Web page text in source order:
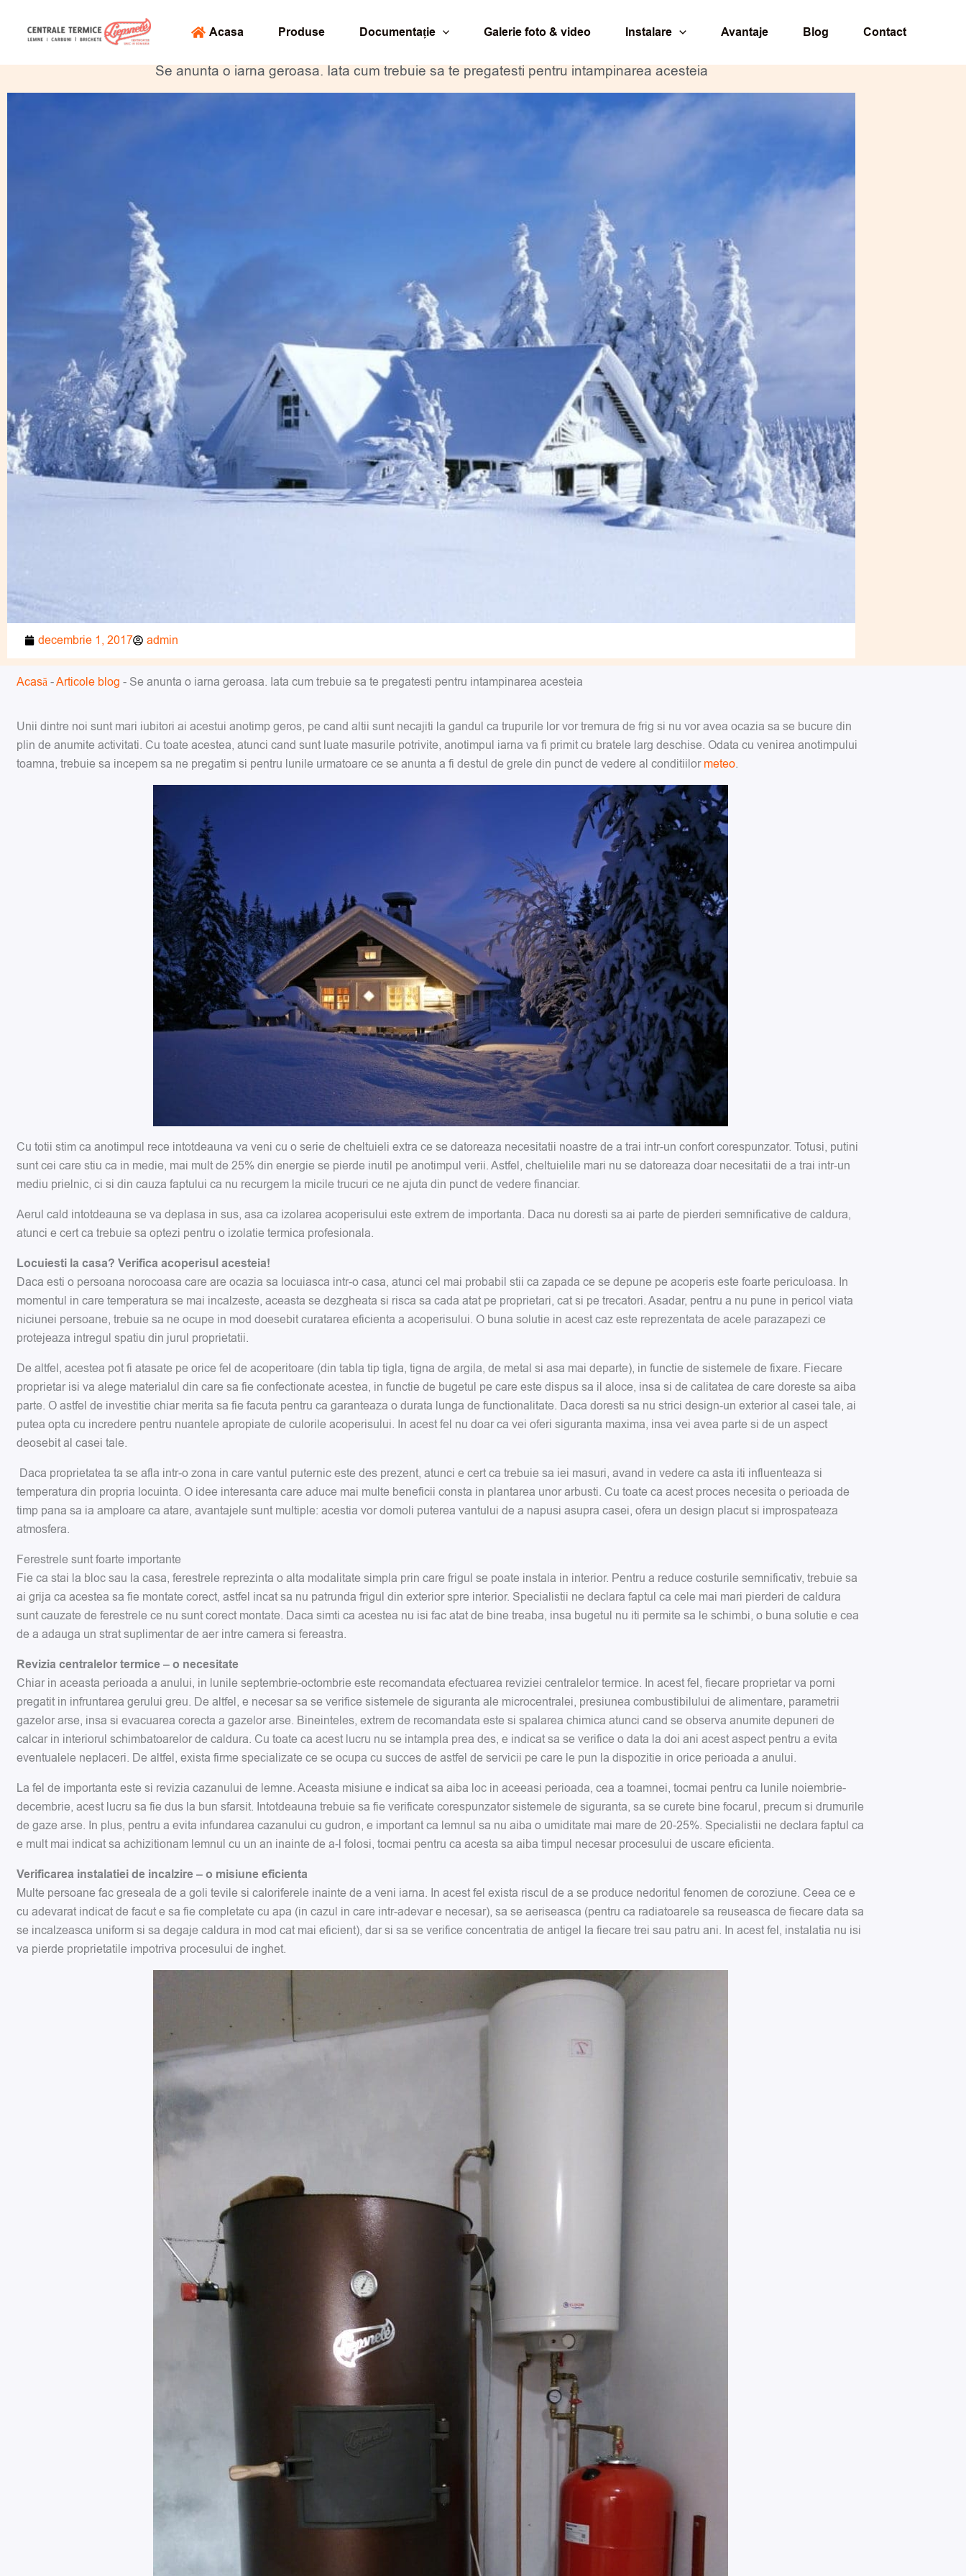
content
Acasa Produse Documentație Galerie foto & video Instalare Avantaje Blog Contact
Se anunta o iarna geroasa. Iata cum trebuie sa te pregatesti pentru intampinarea acesteia
decembrie 1, 2017 admin
Acasă-Articole blog - Se anunta o iarna geroasa. Iata cum trebuie sa te pregatesti pentru intampinarea acesteia
Unii dintre noi sunt mari iubitori ai acestui anotimp geros, pe cand altii sunt necajiti la gandul ca trupurile lor vor tremura de frig si nu vor avea ocazia sa se bucure din
plin de anumite activitati. Cu toate acestea, atunci cand sunt luate masurile potrivite, anotimpul iarna va fi primit cu bratele larg deschise. Odata cu venirea anotimpului
toamna, trebuie sa incepem sa ne pregatim si pentru lunile urmatoare ce se anunta a fi destul de grele din punct de vedere al conditiilormeteo.
Cu totii stim ca anotimpul rece intotdeauna va veni cu o serie de cheltuieli extra ce se datoreaza necesitatii noastre de a trai intr-un confort corespunzator. Totusi, putini
sunt cei care stiu ca in medie, mai mult de 25% din energie se pierde inutil pe anotimpul verii. Astfel, cheltuielile mari nu se datoreaza doar necesitatii de a trai intr-un
mediu prielnic, ci si din cauza faptului ca nu recurgem la micile trucuri ce ne ajuta din punct de vedere financiar.
Aerul cald intotdeauna se va deplasa in sus, asa ca izolarea acoperisului este extrem de importanta. Daca nu doresti sa ai parte de pierderi semnificative de caldura,
atunci e cert ca trebuie sa optezi pentru o izolatie termica profesionala.
Locuiesti la casa? Verifica acoperisul acesteia!
Daca esti o persoana norocoasa care are ocazia sa locuiasca intr-o casa, atunci cel mai probabil stii ca zapada ce se depune pe acoperis este foarte periculoasa. In
momentul in care temperatura se mai incalzeste, aceasta se dezgheata si risca sa cada atat pe proprietari, cat si pe trecatori. Asadar, pentru a nu pune in pericol viata
niciunei persoane, trebuie sa ne ocupe in mod doesebit curatarea eficienta a acoperisului. O buna solutie in acest caz este reprezentata de acele parazapezi ce
protejeaza intregul spatiu din jurul proprietatii.
De altfel, acestea pot fi atasate pe orice fel de acoperitoare (din tabla tip tigla, tigna de argila, de metal si asa mai departe), in functie de sistemele de fixare. Fiecare
proprietar isi va alege materialul din care sa fie confectionate acestea, in functie de bugetul pe care este dispus sa il aloce, insa si de calitatea de care doreste sa aiba
parte. O astfel de investitie chiar merita sa fie facuta pentru ca garanteaza o durata lunga de functionalitate. Daca doresti sa nu strici design-un exterior al casei tale, ai
putea opta cu incredere pentru nuantele apropiate de culorile acoperisului. In acest fel nu doar ca vei oferi siguranta maxima, insa vei avea parte si de un aspect
deosebit al casei tale.
Daca proprietatea ta se afla intr-o zona in care vantul puternic este des prezent, atunci e cert ca trebuie sa iei masuri, avand in vedere ca asta iti influenteaza si
temperatura din propria locuinta. O idee interesanta care aduce mai multe beneficii consta in plantarea unor arbusti. Cu toate ca acest proces necesita o perioada de
timp pana sa ia amploare ca atare, avantajele sunt multiple: acestia vor domoli puterea vantului de a napusi asupra casei, ofera un design placut si improspateaza
atmosfera.
Ferestrele sunt foarte importante
Fie ca stai la bloc sau la casa, ferestrele reprezinta o alta modalitate simpla prin care frigul se poate instala in interior. Pentru a reduce costurile semnificativ, trebuie sa
ai grija ca acestea sa fie montate corect, astfel incat sa nu patrunda frigul din exterior spre interior. Specialistii ne declara faptul ca cele mai mari pierderi de caldura
sunt cauzate de ferestrele ce nu sunt corect montate. Daca simti ca acestea nu isi fac atat de bine treaba, insa bugetul nu iti permite sa le schimbi, o buna solutie e cea
de a adauga un strat suplimentar de aer intre camera si fereastra.
Revizia centralelor termice – o necesitate
Chiar in aceasta perioada a anului, in lunile septembrie-octombrie este recomandata efectuarea reviziei centralelor termice. In acest fel, fiecare proprietar va porni
pregatit in infruntarea gerului greu. De altfel, e necesar sa se verifice sistemele de siguranta ale microcentralei, presiunea combustibilului de alimentare, parametrii
gazelor arse, insa si evacuarea corecta a gazelor arse. Bineinteles, extrem de recomandata este si spalarea chimica atunci cand se observa anumite depuneri de
calcar in interiorul schimbatoarelor de caldura. Cu toate ca acest lucru nu se intampla prea des, e indicat sa se verifice o data la doi ani acest aspect pentru a evita
eventualele neplaceri. De altfel, exista firme specializate ce se ocupa cu succes de astfel de servicii pe care le pun la dispozitie in orice perioada a anului.
La fel de importanta este si revizia cazanului de lemne. Aceasta misiune e indicat sa aiba loc in aceeasi perioada, cea a toamnei, tocmai pentru ca lunile noiembrie-
decembrie, acest lucru sa fie dus la bun sfarsit. Intotdeauna trebuie sa fie verificate corespunzator sistemele de siguranta, sa se curete bine focarul, precum si drumurile
de gaze arse. In plus, pentru a evita infundarea cazanului cu gudron, e important ca lemnul sa nu aiba o umiditate mai mare de 20-25%. Specialistii ne declara faptul ca
e mult mai indicat sa achizitionam lemnul cu un an inainte de a-l folosi, tocmai pentru ca acesta sa aiba timpul necesar procesului de uscare eficienta.
Verificarea instalatiei de incalzire – o misiune eficienta
Multe persoane fac greseala de a goli tevile si caloriferele inainte de a veni iarna. In acest fel exista riscul de a se produce nedoritul fenomen de coroziune. Ceea ce e
cu adevarat indicat de facut e sa fie completate cu apa (in cazul in care intr-adevar e necesar), sa se aeriseasca (pentru ca radiatoarele sa reuseasca de fiecare data sa
se incalzeasca uniform si sa degaje caldura in mod cat mai eficient), dar si sa se verifice concentratia de antigel la fiecare trei sau patru ani. In acest fel, instalatia nu isi
va pierde proprietatile impotriva procesului de inghet.